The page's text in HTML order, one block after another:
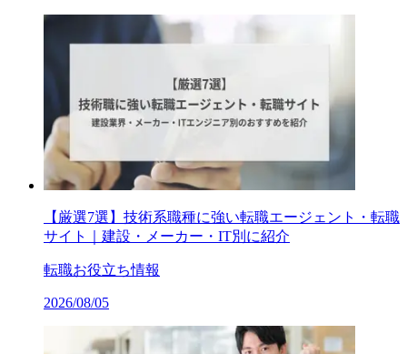
【厳選7選】技術系職種に強い転職エージェント・転職
サイト｜建設・メーカー・IT別に紹介
転職お役立ち情報
2026/08/05